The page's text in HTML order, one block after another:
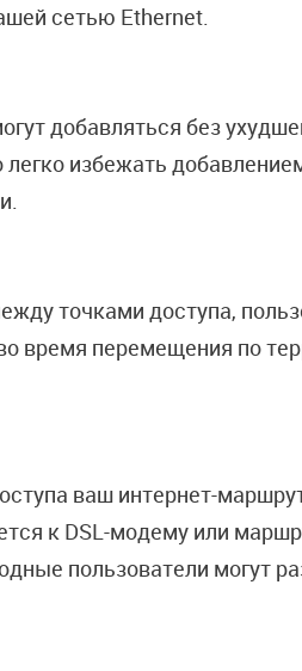
сетью Ethernet.
добавляться без
избежать
точками доступа,
время перемещения по
ваш интернет-
к DSL-модему или
пользователи могут